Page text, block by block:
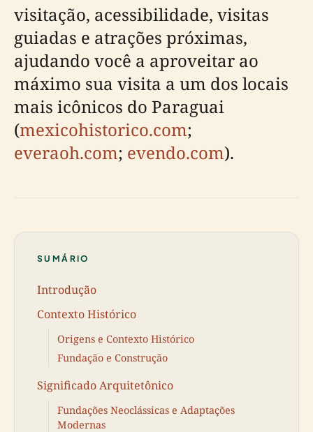
visitação, acessibilidade, visitas
guiadas e atrações próximas,
ajudando você a aproveitar ao
máximo sua visita a um dos locais
mais icônicos do Paraguai
(mexicohistorico.com;
everaoh.com; evendo.com).
SUMÁRIO
Introdução
Contexto Histórico
Origens e Contexto Histórico
Fundação e Construção
Significado Arquitetônico
Fundações Neoclássicas e Adaptações
Modernas